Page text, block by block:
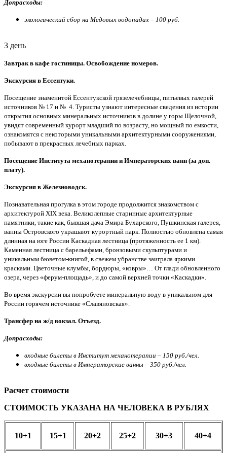
Допрасходы:
экологический сбор на Медовых водопадах – 100 руб.
3 день
Завтрак в кафе гостиницы. Освобождение номеров.
Экскурсия в Ессентуки.
Посещение знаменитой Ессентукской грязелечебницы, питьевых галерей
источников № 17 и № 4. Туристы узнают интересные сведения из истории
открытия основных минеральных источников в долине у горы Щелочной,
увидят современный курорт младший по возрасту, но мощный по емкости,
ознакомятся с некоторыми уникальными архитектурными сооружениями,
побывают в прекрасных лечебных парках.
Посещение Института механотерапии и Императорских ванн (за доп.
плату).
Экскурсия в Железноводск.
Познавательная прогулка в этом городе продолжится знакомством с
архитектурой XIX века. Великолепные старинные архитектурные
памятники, такие как, бывшая дача Эмира Бухарского, Пушкинская галерея,
ванны Островского украшают курортный парк. Полностью обновлена самая
длинная на юге России Каскадная лестница (протяженность ее 1 км).
Каменная лестница с барельефами, бронзовыми скульптурами и
уникальным бюветом-книгой, в свежем убранстве заиграла яркими
красками. Цветочные клумбы, бордюры, «ковры»… От глади обновленного
озера, через «ферум-площадь», и до самой верхней точки «Каскадки».
Во время экскурсии вы попробуете минеральную воду в уникальном для
России горячем источнике «Славяновская».
Трансфер на ж/д вокзал. Отъезд.
Допрасходы:
входные билеты в Институт механотерапии – 150 руб./чел.
входные билеты в Императорские ванны – 350 руб./чел.
Расчет стоимости
СТОИМОСТЬ УКАЗАНА НА ЧЕЛОВЕКА В РУБЛЯХ
10+1 15+1 20+2 25+2 30+3 40+4